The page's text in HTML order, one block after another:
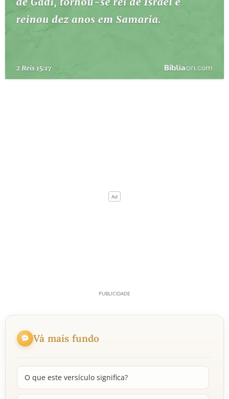
TEMAS
TERMO BÍBLICO
Vá mais fundo
O que este versículo significa?